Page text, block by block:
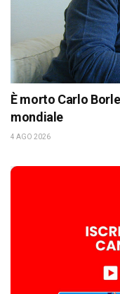
È morto Carlo
mondiale
4 AGO 2026